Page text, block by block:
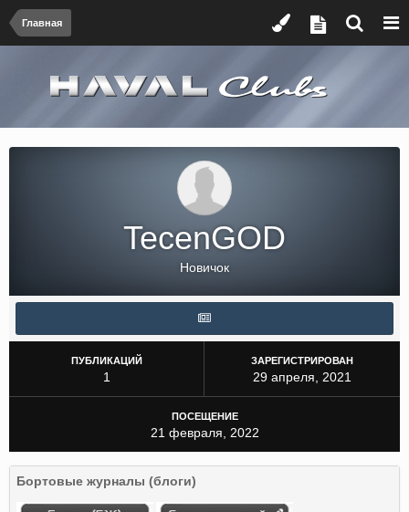
Главная
TecenGOD
Новичок
ПУБЛИКАЦИЙ
1
ЗАРЕГИСТРИРОВАН
29 апреля, 2021
ПОСЕЩЕНИЕ
21 февраля, 2022
Бортовые журналы (блоги)